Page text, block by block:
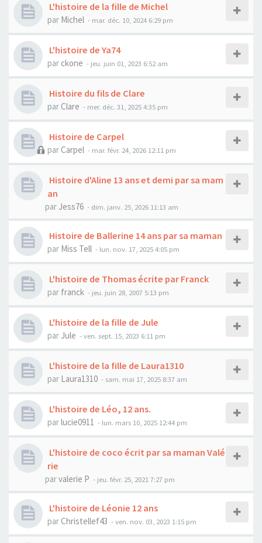
L'histoire de la fille de Michel
par Michel - mar. déc. 10, 2024 6:29 pm
L'histoire de Ya74
par ckone - jeu. juin 01, 2023 6:52 am
Histoire du fils de Clare
par Clare - mer. déc. 31, 2025 4:35 pm
Histoire de Carpel
parCarpel - mar. févr. 24, 2026 12:11 pm
Histoire d'Aline 13 ans et demi par sa mam
an
par Jess76 - dim. janv. 25, 2026 11:13 am
Histoire de Ballerine 14 ans par sa maman
par Miss Tell - lun. nov. 17, 2025 4:05 pm
L'histoire de Thomas écrite par Franck
par franck - jeu. juin 28, 2007 5:13 pm
L'histoire de la fille de Jule
par Jule - ven. sept. 15, 2023 6:11 pm
L'histoire de la fille de Laura1310
par Laura1310 - sam. mai 17, 2025 8:37 am
L'histoire de Léo, 12 ans.
parlucie0911 - lun. mars 10, 2025 12:44 pm
L'histoire de coco écrit par sa maman Valé
rie
parvalerie P - jeu. févr. 25, 2021 7:27 pm
L'histoire de Léonie 12 ans
parChristellef43 - ven. nov. 03, 2023 1:15 pm